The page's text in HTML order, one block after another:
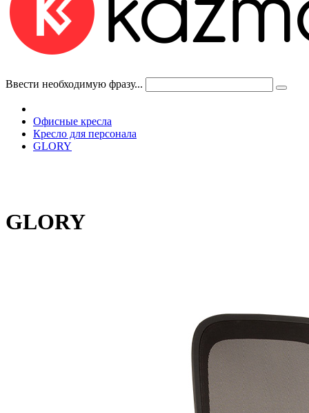
Ввести необходимую фразу...
Офисные кресла
Кресло для персонала
GLORY
GLORY